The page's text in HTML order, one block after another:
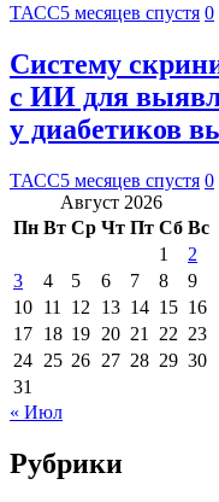
ТАСС5 месяцев спустя 0
Систему
с ИИ для
у диабетиков
ТАСС5 месяцев спустя 0
Август 2026
Пн Вт Ср Чт Пт Сб Вс
1
2
3
4 5 6 7 8
9
10 11 12 13 14 15 16
17 18 19 20 21 22 23
24 25 26 27 28 29 30
31
« Июл
Рубрики